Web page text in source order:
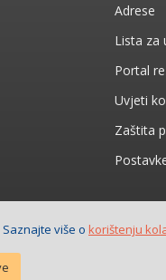
Adrese
Lista za
Portal
Uvjeti
Zaštita
više o korištenju